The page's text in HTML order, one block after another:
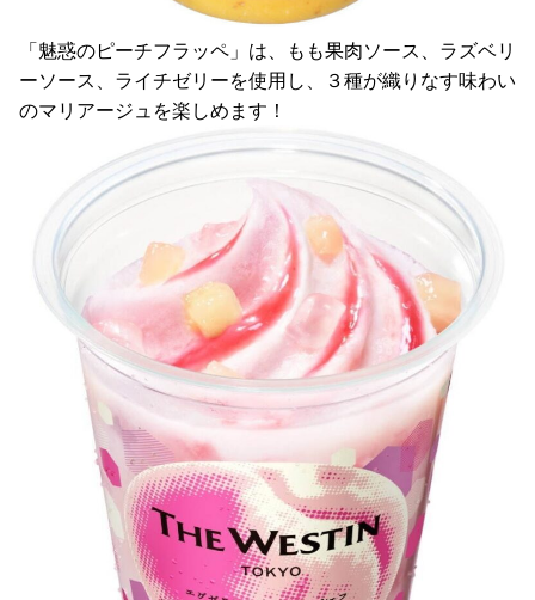
「魅惑のピーチフラッペ」は、もも果肉ソース、ラズベリ
ーソース、ライチゼリーを使用し、３種が織りなす味わい
のマリアージュを楽しめます！